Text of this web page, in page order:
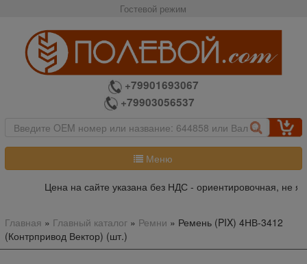
Гостевой режим
+79901693067
+79903056537
Меню
Цена на сайте указана без НДС - ориентировочная, не
Главная » Главный каталог» Ремни » Ремень (PIX) 4НВ-3412
(Контрпривод Вектор) (шт.)